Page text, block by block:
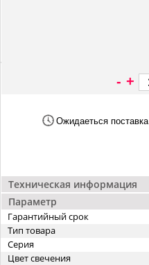
Техническая информация
Параметр
Гарантийный срок
Тип товара
Серия
Цвет свечения
- +
Ожидаеться поставка